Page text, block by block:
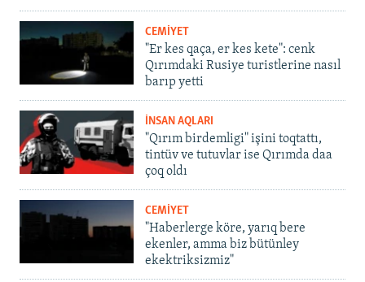
CEMİYET
"Er kes qaça, er kes kete": cenk
Qırımdaki Rusiye turistlerine nasıl
barıp yetti
İNSAN AQLARI
"Qırım birdemligi" işini toqtattı,
tintüv ve tutuvlar ise Qırımda daa
çoq oldı
CEMİYET
"Haberlerge köre, yarıq bere
ekenler, amma biz bütünley
ekektriksizmiz"